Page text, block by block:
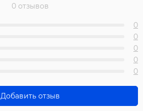
0 отзывов
0
0
0
0
0
Добавить отзыв